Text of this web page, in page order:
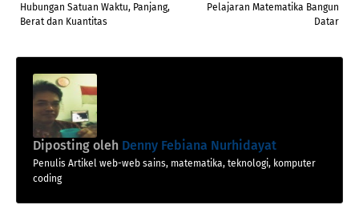
Pelajaran Matematika Bangun
Datar
Hubungan Satuan Waktu, Panjang,
Berat dan Kuantitas
Diposting oleh Denny Febiana Nurhidayat
Penulis Artikel web-web sains, matematika, teknologi, komputer
coding